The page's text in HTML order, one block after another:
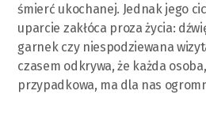
śmierć ukochanej. Jednak jego
uparcie zakłóca proza życia:
garnek czy niespodziewana
czasem odkrywa, że każda
przypadkowa, ma dla nas